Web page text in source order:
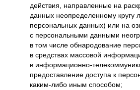
действия, направленные на
данных неопределенному кругу
персональных данных) или на
с персональными данными
в том числе обнародование
в средствах массовой
в информационно-
предоставление доступа к
каким-либо иным способом;